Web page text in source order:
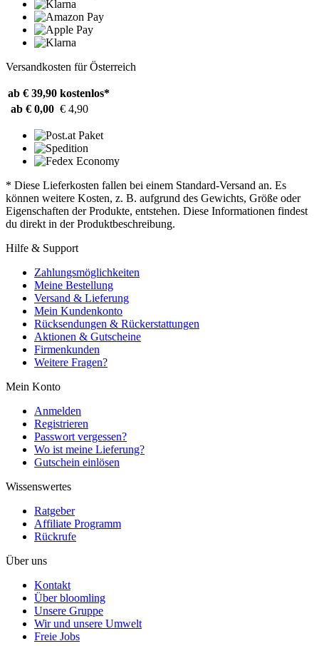
Versandkosten für Österreich
ab € 39,90 kostenlos*
ab € 0,00 € 4,90
* Diese Lieferkosten fallen bei einem Standard-Versand an. Es
können weitere Kosten, z. B. aufgrund des Gewichts, Größe oder
Eigenschaften der Produkte, entstehen. Diese Informationen findest
du direkt in der Produktbeschreibung.
Hilfe & Support
Zahlungsmöglichkeiten
Meine Bestellung
Versand & Lieferung
Mein Kundenkonto
Rücksendungen & Rückerstattungen
Aktionen & Gutscheine
Firmenkunden
Weitere Fragen?
Mein Konto
Anmelden
Registrieren
Passwort vergessen?
Wo ist meine Lieferung?
Gutschein einlösen
Wissenswertes
Ratgeber
Affiliate Programm
Rückrufe
Über uns
Kontakt
Über bloomling
Unsere Gruppe
Wir und unsere Umwelt
Freie Jobs